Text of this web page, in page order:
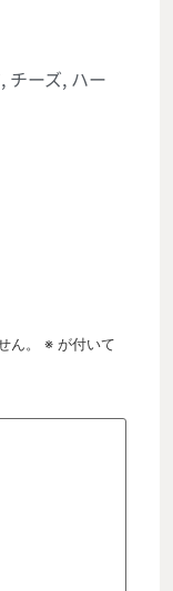
, チーズ, ハー
ん。 ※ が付いて